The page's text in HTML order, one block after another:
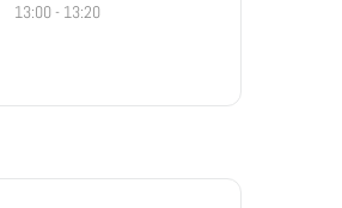
13:00 - 13:20